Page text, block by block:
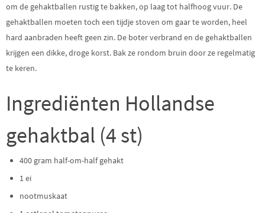
om de gehaktballen rustig te bakken, op laag tot halfhoog vuur. De
gehaktballen moeten toch een tijdje stoven om gaar te worden, heel
hard aanbraden heeft geen zin. De boter verbrand en de gehaktballen
krijgen een dikke, droge korst. Bak ze rondom bruin door ze regelmatig
te keren.
Ingrediënten Hollandse
gehaktbal (4 st)
400 gram half-om-half gehakt
1 ei
nootmuskaat